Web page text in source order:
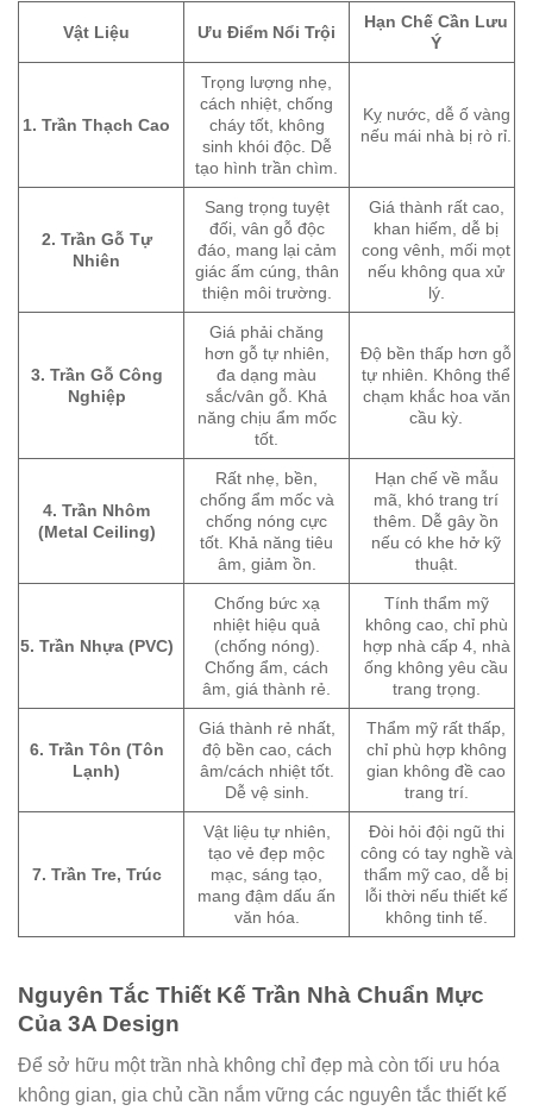
Vật Liệu Ưu Điểm Nổi Trội
Hạn Chế Cần Lưu
Ý
1. Trần Thạch Cao
Trọng lượng nhẹ,
cách nhiệt, chống
cháy tốt, không
sinh khói độc. Dễ
tạo hình trần chìm.
Kỵ nước, dễ ố vàng
nếu mái nhà bị rò rỉ.
2. Trần Gỗ Tự
Nhiên
Sang trọng tuyệt
đối, vân gỗ độc
đáo, mang lại cảm
giác ấm cúng, thân
thiện môi trường.
Giá thành rất cao,
khan hiếm, dễ bị
cong vênh, mối mọt
nếu không qua xử
lý.
3. Trần Gỗ Công
Nghiệp
Giá phải chăng
hơn gỗ tự nhiên,
đa dạng màu
sắc/vân gỗ. Khả
năng chịu ẩm mốc
tốt.
Độ bền thấp hơn gỗ
tự nhiên. Không thể
chạm khắc hoa văn
cầu kỳ.
4. Trần Nhôm
(Metal Ceiling)
Rất nhẹ, bền,
chống ẩm mốc và
chống nóng cực
tốt. Khả năng tiêu
âm, giảm ồn.
Hạn chế về mẫu
mã, khó trang trí
thêm. Dễ gây ồn
nếu có khe hở kỹ
thuật.
5. Trần Nhựa (PVC)
Chống bức xạ
nhiệt hiệu quả
(chống nóng).
Chống ẩm, cách
âm, giá thành rẻ.
Tính thẩm mỹ
không cao, chỉ phù
hợp nhà cấp 4, nhà
ống không yêu cầu
trang trọng.
6. Trần Tôn (Tôn
Lạnh)
Giá thành rẻ nhất,
độ bền cao, cách
âm/cách nhiệt tốt.
Dễ vệ sinh.
Thẩm mỹ rất thấp,
chỉ phù hợp không
gian không đề cao
trang trí.
7. Trần Tre, Trúc
Vật liệu tự nhiên,
tạo vẻ đẹp mộc
mạc, sáng tạo,
mang đậm dấu ấn
văn hóa.
Đòi hỏi đội ngũ thi
công có tay nghề và
thẩm mỹ cao, dễ bị
lỗi thời nếu thiết kế
không tinh tế.
Nguyên Tắc Thiết Kế Trần Nhà Chuẩn Mực
Của 3A Design
Để sở hữu một trần nhà không chỉ đẹp mà còn tối ưu hóa
không gian, gia chủ cần nắm vững các nguyên tắc thiết kế